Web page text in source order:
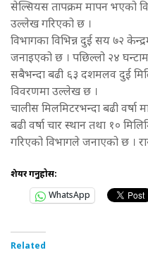
सेल्सियस तापक्रम मापन भएको
उल्लेख गरिएको छ ।
विभागका विभिन्न दुई सय ७२
जनाइएको छ । पछिल्लो २४
सबैभन्दा बढी ६३ दशमलव दुई
विवरणमा उल्लेख छ ।
चालीस मिलमिटरभन्दा बढी वर्षा
बढी वर्षा चार स्थान तथा १०
गरिएको विभागले जनाएको छ ।
शेयर गर्नुहोस:
WhatsApp
Related